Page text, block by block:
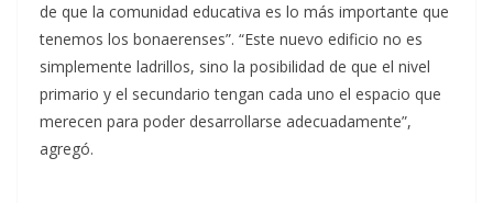
de que la comunidad educativa es lo más importante que
tenemos los bonaerenses”. “Este nuevo edificio no es
simplemente ladrillos, sino la posibilidad de que el nivel
primario y el secundario tengan cada uno el espacio que
merecen para poder desarrollarse adecuadamente”,
agregó.